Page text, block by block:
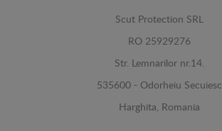
Scut Protection SRL
RO 25929276
Str. Lemnarilor nr.14.
535600 - Odorheiu Secuiesc
Harghita, Romania